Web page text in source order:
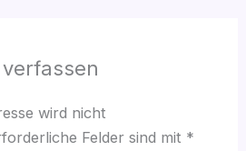
wird nicht
Felder sind mit *